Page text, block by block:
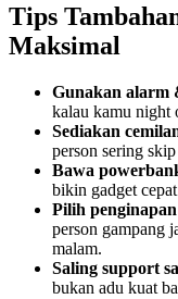
Tips
Maksimal
Gunakan alarm
kalau kamu night
Sediakan
person sering
Bawa
bikin gadget
Pilih
person gampang
malam.
Saling support
bukan adu kuat